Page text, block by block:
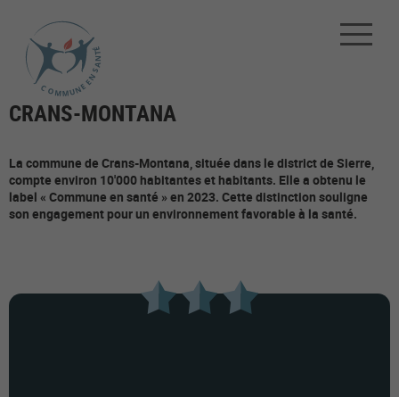
CRANS-MONTANA
La commune de Crans-Montana, située dans le district de Sierre,
compte environ 10'000 habitantes et habitants. Elle a obtenu le
label « Commune en santé » en 2023. Cette distinction souligne
son engagement pour un environnement favorable à la santé.